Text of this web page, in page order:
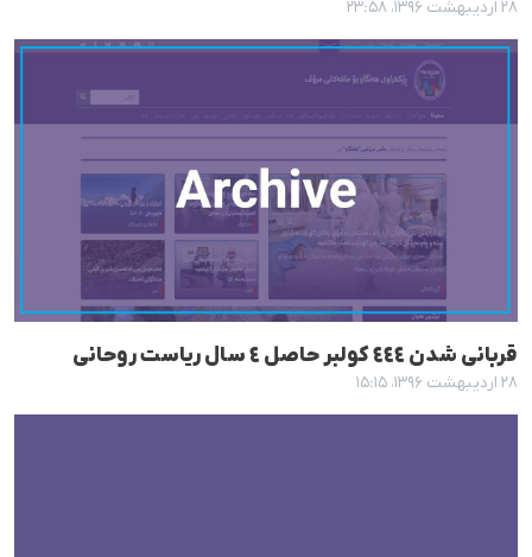
۲۸ اردیبهشت ۱۳۹۶، ۲۳:۵۸
قربانی شدن ٤٤٤ کولبر حاصل ٤ سال ریاست روحانی
۲۸ اردیبهشت ۱۳۹۶، ۱۵:۱۵